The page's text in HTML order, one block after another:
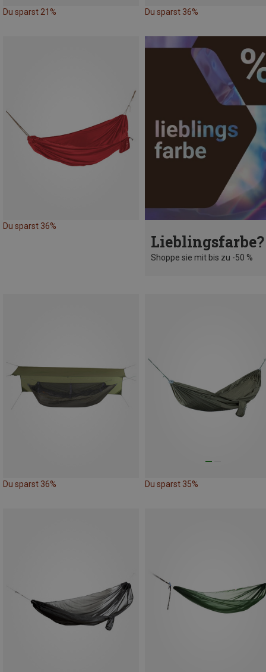
Du sparst 21% Du sparst 36%
Du sparst 36%
Lieblingsfarbe?
Shoppe sie mit bis zu -50 %
Du sparst 36% Du sparst 35%